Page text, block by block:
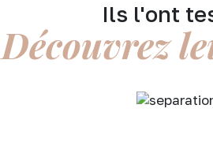
Ils l'ont
Découvrez